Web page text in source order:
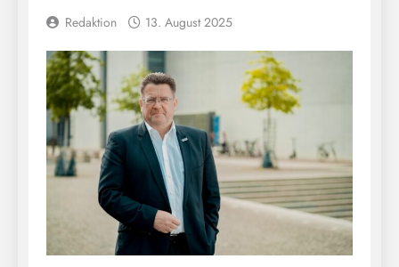
Redaktion 13. August 2025